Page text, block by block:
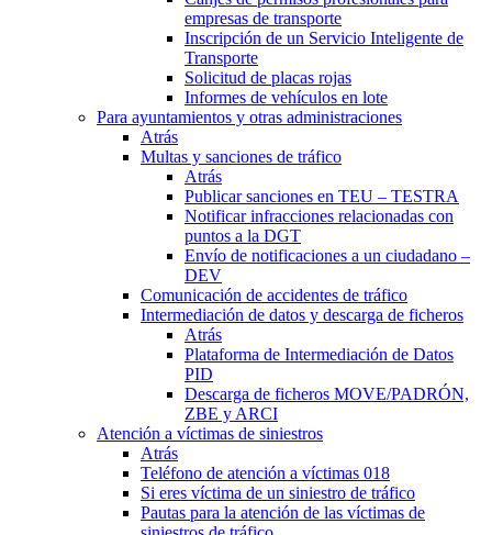
empresas de transporte
Inscripción de un Servicio Inteligente de
Transporte
Solicitud de placas rojas
Informes de vehículos en lote
Para ayuntamientos y otras administraciones
Atrás
Multas y sanciones de tráfico
Atrás
Publicar sanciones en TEU – TESTRA
Notificar infracciones relacionadas con
puntos a la DGT
Envío de notificaciones a un ciudadano –
DEV
Comunicación de accidentes de tráfico
Intermediación de datos y descarga de ficheros
Atrás
Plataforma de Intermediación de Datos
PID
Descarga de ficheros MOVE/PADRÓN,
ZBE y ARCI
Atención a víctimas de siniestros
Atrás
Teléfono de atención a víctimas 018
Si eres víctima de un siniestro de tráfico
Pautas para la atención de las víctimas de